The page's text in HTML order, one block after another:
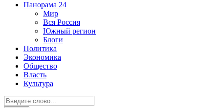
Панорама 24
Мир
Вся Россия
Южный регион
Блоги
Политика
Экономика
Общество
Власть
Культура